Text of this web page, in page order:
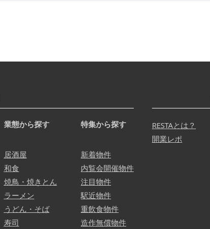
業態から探す
居酒屋
和食
焼鳥・焼きとん
ラーメン
うどん・そば
寿司
特集から探す
新着物件
内覧会開催物件
注目物件
駅近物件
重飲食物件
造作無償物件
RESTAとは？
開業レポ